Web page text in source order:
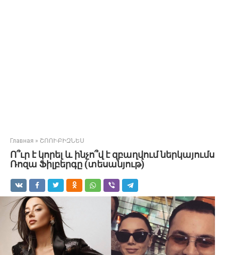
Главная » ՇՈՈՒ-ԲԻԶՆԵՍ
Ո՞ւր է կորել և ինչո՞վ է զբաղվում ներկայումս
Ռոզա Ֆիլբերգը (տեսանյութ)